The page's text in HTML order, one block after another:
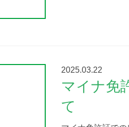
2025.03.22
マイナ免
て